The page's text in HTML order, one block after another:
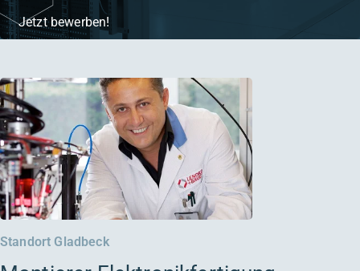
Jetzt bewerben!
Standort Gladbeck